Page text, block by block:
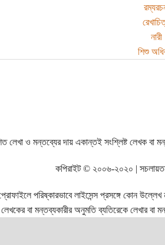
নারী
শিশু
লেখা ও মন্তব্যের দায় একান্তই সংশ্লিষ্ট লেখক বা
কপিরাইট © ২০০৬-২০২০ |
পরিষ্কারভাবে লাইসেন্স প্রসঙ্গে কোন
বা মন্তব্যকারীর অনুমতি ব্যতিরেকে লেখার বা